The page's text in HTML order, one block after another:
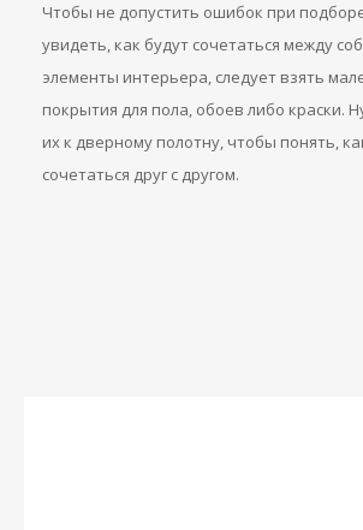
Чтобы не допустить ошибок при
увидеть, как будут сочетаться между
элементы интерьера, следует взять
покрытия для пола, обоев либо краски.
их к дверному полотну, чтобы понять,
сочетаться друг с другом.